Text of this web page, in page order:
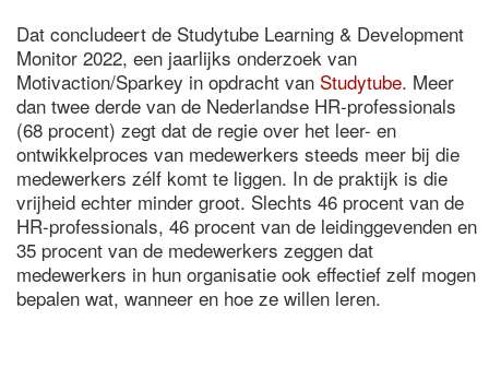
Dat concludeert de Studytube Learning & Development
Monitor 2022, een jaarlijks onderzoek van
Motivaction/Sparkey in opdracht van Studytube. Meer
dan twee derde van de Nederlandse HR-professionals
(68 procent) zegt dat de regie over het leer- en
ontwikkelproces van medewerkers steeds meer bij die
medewerkers zélf komt te liggen. In de praktijk is die
vrijheid echter minder groot. Slechts 46 procent van de
HR-professionals, 46 procent van de leidinggevenden en
35 procent van de medewerkers zeggen dat
medewerkers in hun organisatie ook effectief zelf mogen
bepalen wat, wanneer en hoe ze willen leren.